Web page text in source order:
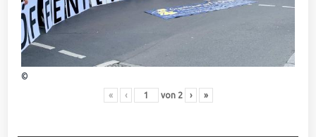
©
« ‹ von 2 › »